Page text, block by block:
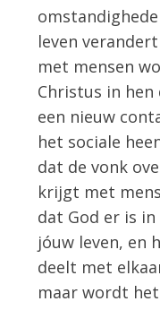
leven
met mensen
Christus in
een nieuw
het sociale
dat de vonk
krijgt met
dat God er is
jóuw leven, en
deelt met
maar wordt